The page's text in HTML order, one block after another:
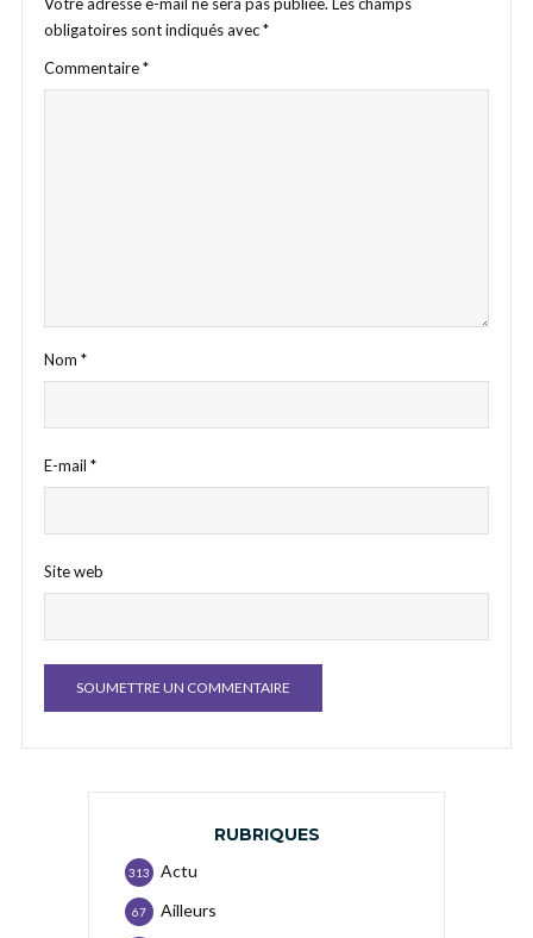
obligatoires sont indiqués avec*
Commentaire*
Nom *
E-mail *
Site web
RUBRIQUES
Actu
313
Ailleurs
67